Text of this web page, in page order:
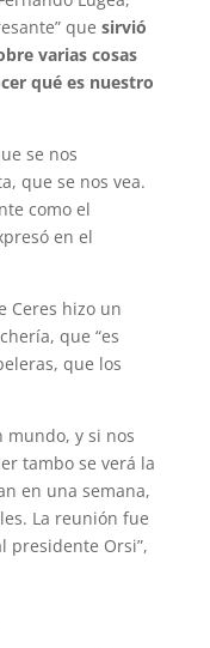
que sirvió
varias cosas
qué es nuestro
se nos
que se nos vea.
como el
en el
Ceres hizo un
que “es
que los
mundo, y si nos
tambo se verá la
en una semana,
La reunión fue
presidente Orsi”,